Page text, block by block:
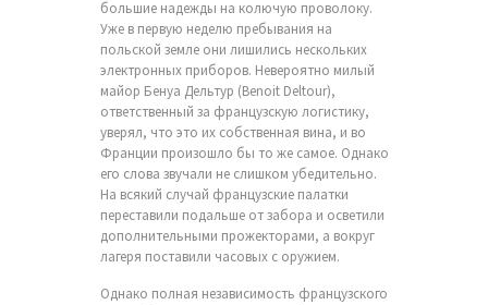
большие надежды на колючую проволоку.
Уже в первую неделю пребывания на
польской земле они лишились нескольких
электронных приборов. Невероятно милый
майор Бенуа Дельтур (Benoit Deltour),
ответственный за французскую логистику,
уверял, что это их собственная вина, и во
Франции произошло бы то же самое. Однако
его слова звучали не слишком убедительно.
На всякий случай французские палатки
переставили подальше от забора и осветили
дополнительными прожекторами, а вокруг
лагеря поставили часовых с оружием.
Однако полная независимость французского